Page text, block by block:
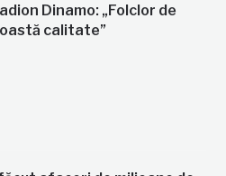
Dinamo: „Folclor de
calitate”